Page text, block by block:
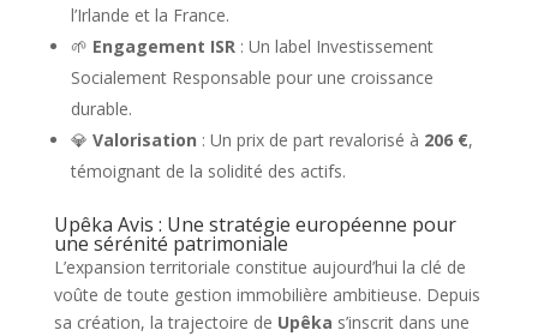
l’Irlande et la France.
🌱 Engagement ISR : Un label Investissement
Socialement Responsable pour une croissance
durable.
💎 Valorisation : Un prix de part revalorisé à 206 €,
témoignant de la solidité des actifs.
Upêka Avis : Une stratégie européenne pour
une sérénité patrimoniale
L’expansion territoriale constitue aujourd’hui la clé de
voûte de toute gestion immobilière ambitieuse. Depuis
sa création, la trajectoire de Upêka s’inscrit dans une